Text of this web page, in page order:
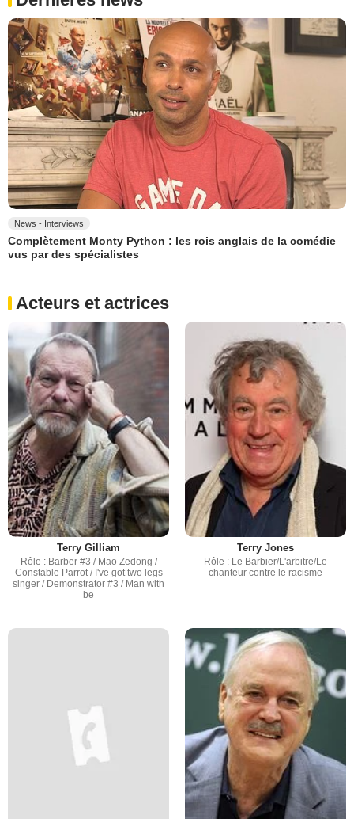
News - Interviews
Complètement Monty Python : les rois anglais de la comédie
vus par des spécialistes
Acteurs et actrices
Terry Gilliam
Rôle : Barber #3 / Mao Zedong /
Constable Parrot / I've got two legs
singer / Demonstrator #3 / Man with
be
Terry Jones
Rôle : Le Barbier/L'arbitre/Le
chanteur contre le racisme